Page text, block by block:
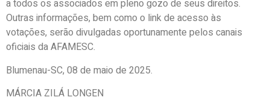
a todos os associados em pleno gozo de seus direitos.
Outras informações, bem como o link de acesso às
votações, serão divulgadas oportunamente pelos canais
oficiais da AFAMESC.
Blumenau-SC, 08 de maio de 2025.
MÁRCIA ZILÁ LONGEN